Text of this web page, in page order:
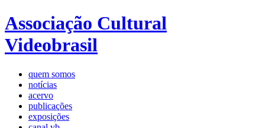
Associação Cultural
Videobrasil
quem somos
notícias
acervo
publicações
exposições